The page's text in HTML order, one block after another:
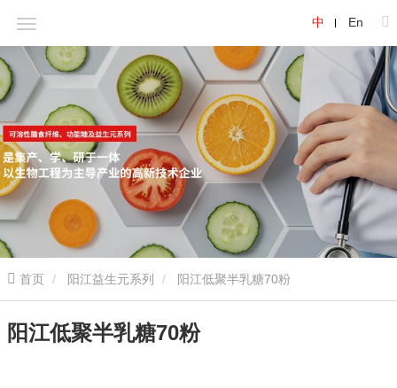
中 En
首页 阳江益生元系列 阳江低聚半乳糖70粉
阳江低聚半乳糖70粉